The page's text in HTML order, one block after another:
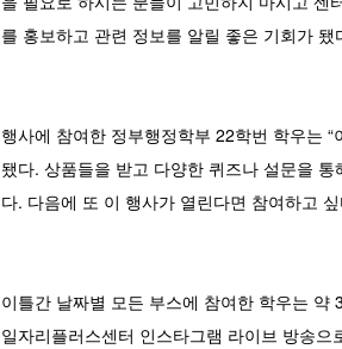
를 홍보하고 관련 정보를 알릴 좋은 기회가 됐
행사에 참여한 정부행정학부 22학번 학우는
됐다. 상품들을 받고 다양한 퀴즈나 설문을
다. 다음에 또 이 행사가 열린다면 참여하고
이틀간 날짜별 모든 부스에 참여한 학우는
일자리플러스센터 인스타그램 라이브 방송으